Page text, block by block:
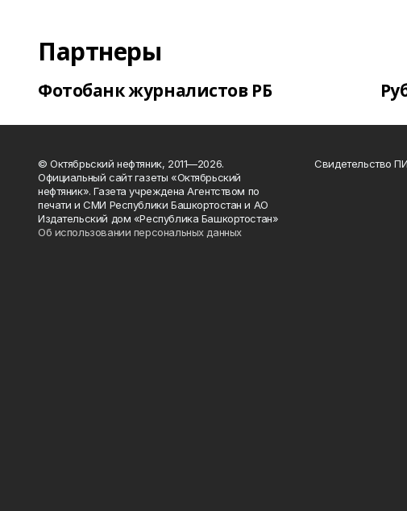
Партнеры
Фотобанк журналистов РБ
© Октябрьский нефтяник, 2011—2026.
Официальный сайт газеты «Октябрьский
нефтяник». Газета учреждена Агентством по
печати и СМИ Республики Башкортостан и АО
Издательский дом «Республика Башкортостан»
Об использовании персональных данных
Свидетельство